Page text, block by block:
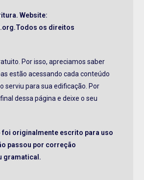
Website:
os direitos
Por isso, apreciamos saber
estão acessando cada conteúdo
serviu para sua edificação. Por
dessa página e deixe o seu
foi originalmente escrito para uso
passou por correção
gramatical.